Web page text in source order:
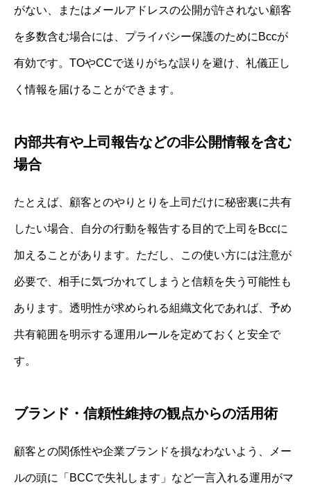
がない、またはメールアドレスの公開が許されない顧客
を多数含む場合には、プライバシー保護のためにBccが
有効です。TOやCCで送りがちな誤りを避け、礼儀正し
く情報を届けることができます。
内部共有や上司報告などの非公開情報を含む
場合
たとえば、顧客とのやりとりを上司だけに秘密裏に共有
したい場合、自分の行動を報告する目的で上司をBccに
加えることがあります。ただし、この使い方には注意が
必要で、相手に気づかれてしまうと信頼を失う可能性も
あります。透明性が求められる組織文化であれば、予め
共有範囲を明示する運用ルールを定めておくと安全で
す。
ブランド・信頼性維持の観点からの活用術
顧客との関係性や企業ブランドを損なわないよう、メー
ルの頭に「BCCで失礼します」など一言入れる運用がマ